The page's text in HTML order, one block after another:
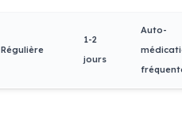
Régulière
1-2
jours
Auto-